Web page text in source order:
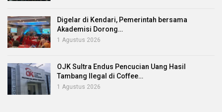
Digelar di Kendari, Pemerintah bersama
Akademisi Dorong…
1 Agustus 2026
OJK Sultra Endus Pencucian Uang Hasil
Tambang Ilegal di Coffee…
1 Agustus 2026